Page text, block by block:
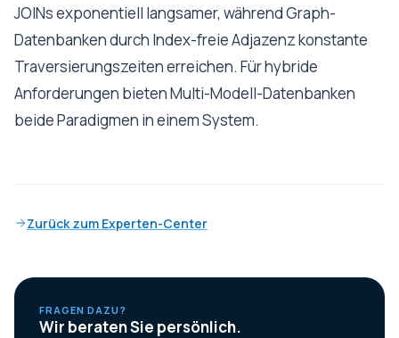
JOINs exponentiell langsamer, während Graph-
Datenbanken durch Index-freie Adjazenz konstante
Traversierungszeiten erreichen. Für hybride
Anforderungen bieten Multi-Modell-Datenbanken
beide Paradigmen in einem System.
Zurück zum Experten-Center
FRAGEN DAZU?
Wir beraten Sie persönlich.